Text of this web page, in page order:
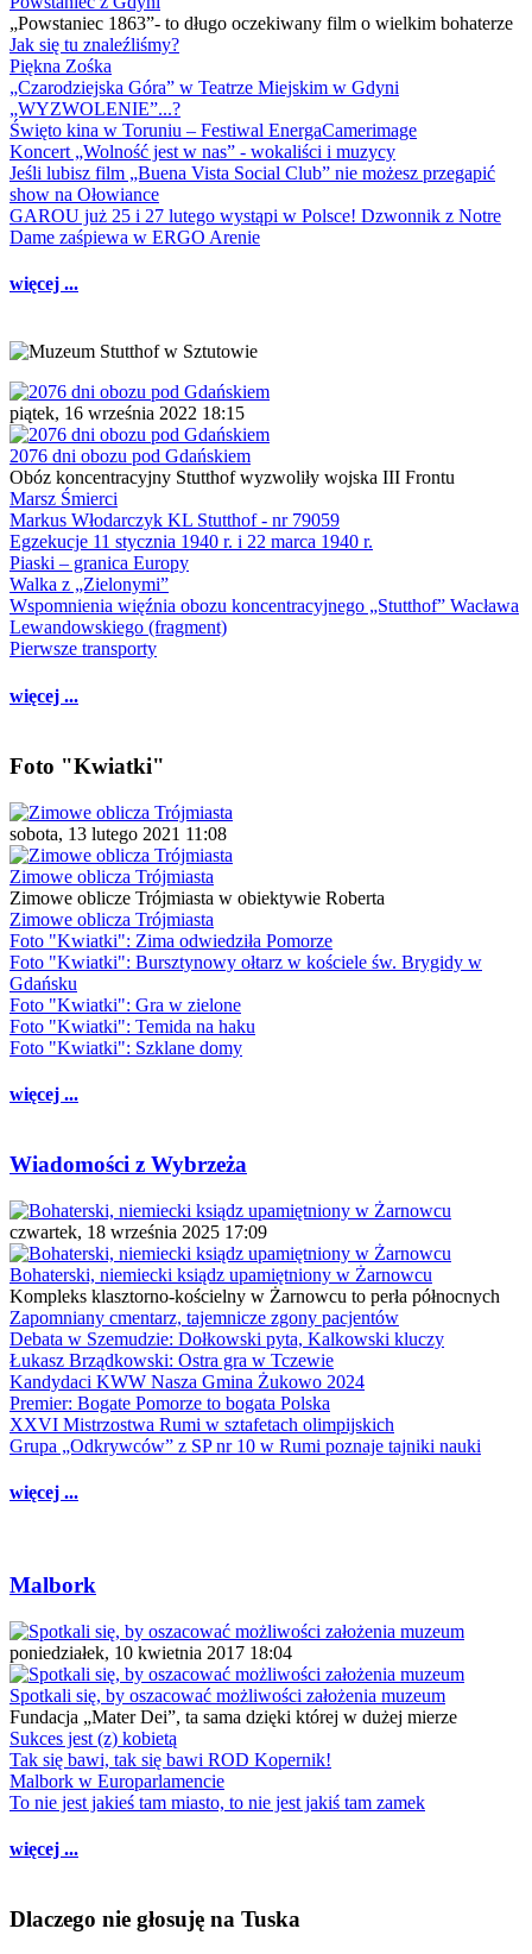
„Powstaniec 1863”- to długo oczekiwany film o wielkim bohaterze
Jak się tu znaleźliśmy?
Piękna Zośka
„Czarodziejska Góra” w Teatrze Miejskim w Gdyni
„WYZWOLENIE”...?
Święto kina w Toruniu – Festiwal EnergaCamerimage
Koncert „Wolność jest w nas” - wokaliści i muzycy
Jeśli lubisz film „Buena Vista Social Club” nie możesz przegapić
show na Ołowiance
GAROU już 25 i 27 lutego wystąpi w Polsce! Dzwonnik z Notre
Dame zaśpiewa w ERGO Arenie
więcej ...
piątek, 16 września 2022 18:15
2076 dni obozu pod Gdańskiem
Obóz koncentracyjny Stutthof wyzwoliły wojska III Frontu
Marsz Śmierci
Markus Włodarczyk KL Stutthof - nr 79059
Egzekucje 11 stycznia 1940 r. i 22 marca 1940 r.
Piaski – granica Europy
Walka z „Zielonymi”
Wspomnienia więźnia obozu koncentracyjnego „Stutthof” Wacława
Lewandowskiego (fragment)
Pierwsze transporty
więcej ...
Foto "Kwiatki"
sobota, 13 lutego 2021 11:08
Zimowe oblicza Trójmiasta
Zimowe oblicze Trójmiasta w obiektywie Roberta
Zimowe oblicza Trójmiasta
Foto "Kwiatki": Zima odwiedziła Pomorze
Foto "Kwiatki": Bursztynowy ołtarz w kościele św. Brygidy w
Gdańsku
Foto "Kwiatki": Gra w zielone
Foto "Kwiatki": Temida na haku
Foto "Kwiatki": Szklane domy
więcej ...
Wiadomości z Wybrzeża
czwartek, 18 września 2025 17:09
Bohaterski, niemiecki ksiądz upamiętniony w Żarnowcu
Kompleks klasztorno-kościelny w Żarnowcu to perła północnych
Zapomniany cmentarz, tajemnicze zgony pacjentów
Debata w Szemudzie: Dołkowski pyta, Kalkowski kluczy
Łukasz Brządkowski: Ostra gra w Tczewie
Kandydaci KWW Nasza Gmina Żukowo 2024
Premier: Bogate Pomorze to bogata Polska
XXVI Mistrzostwa Rumi w sztafetach olimpijskich
Grupa „Odkrywców” z SP nr 10 w Rumi poznaje tajniki nauki
więcej ...
Malbork
poniedziałek, 10 kwietnia 2017 18:04
Spotkali się, by oszacować możliwości założenia muzeum
Fundacja „Mater Dei”, ta sama dzięki której w dużej mierze
Sukces jest (z) kobietą
Tak się bawi, tak się bawi ROD Kopernik!
Malbork w Europarlamencie
To nie jest jakieś tam miasto, to nie jest jakiś tam zamek
więcej ...
Dlaczego nie głosuję na Tuska